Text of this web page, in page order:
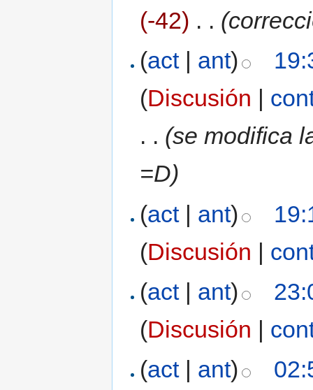
(-42) . .
(act| ant)
(Discusión |
. . (se modifica
=D)
(act| ant)
(Discusión |
(act| ant)
(Discusión |
(act| ant)